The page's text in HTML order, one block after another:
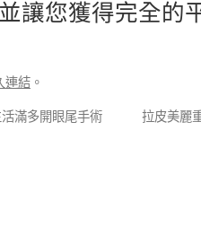
並讓您獲得完全的
連結 。
滿多開眼尾手術 拉皮美麗